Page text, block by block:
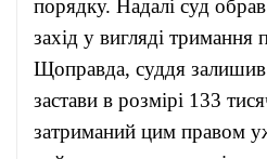
порядку. Надалі суд
захід у вигляді тримання
Щоправда, суддя залишив
застави в розмірі 133
затриманий цим правом